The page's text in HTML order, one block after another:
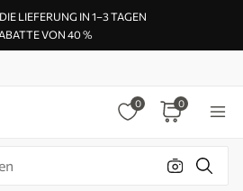
LIEFERUNG IN 1–3 TAGEN
VON 40 %
0 0